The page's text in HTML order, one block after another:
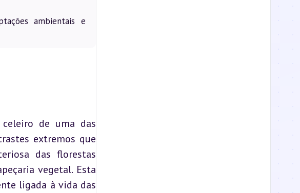
ambientais e
de uma das
extremos que
das florestas
vegetal. Esta
ligada à vida das